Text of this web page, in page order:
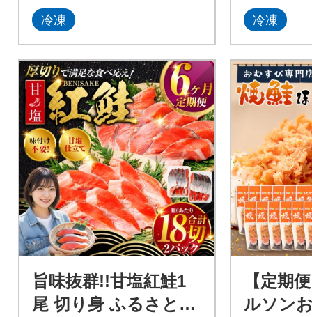
冷凍 冷凍
旨味抜群!!甘塩紅鮭1
尾 切り身 ふるさと納
【定期
ルソン